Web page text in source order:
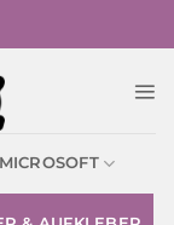
MICROSOFT